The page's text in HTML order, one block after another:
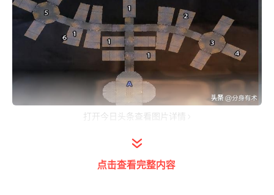
打开今日头条查看图片详情
那么废话不多说，今天给大家讲讲1到60如
何快速升级，毕竟还是有很多上班族的，平
点击查看完整内容